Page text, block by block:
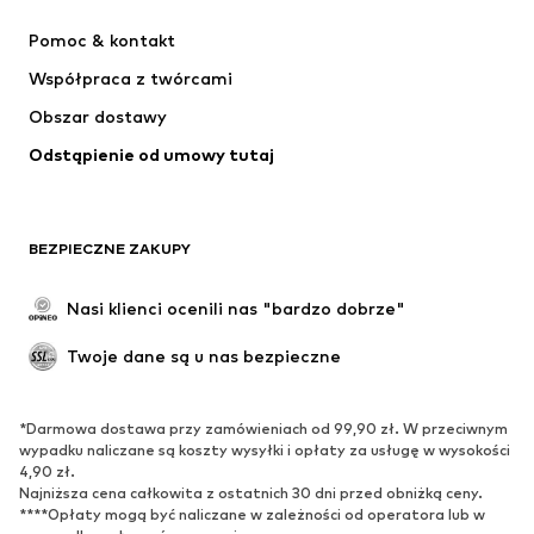
ADIDAS PERFORMANCE
Pomoc & kontakt
Współpraca z twórcami
Obszar dostawy
Odstąpienie od umowy tutaj
BEZPIECZNE ZAKUPY
Nasi klienci ocenili nas "bardzo dobrze"
Twoje dane są u nas bezpieczne
*Darmowa dostawa przy zamówieniach od 99,90 zł. W przeciwnym
wypadku naliczane są koszty wysyłki i opłaty za usługę w wysokości
4,90 zł.
Najniższa cena całkowita z ostatnich 30 dni przed obniżką ceny.
****Opłaty mogą być naliczane w zależności od operatora lub w